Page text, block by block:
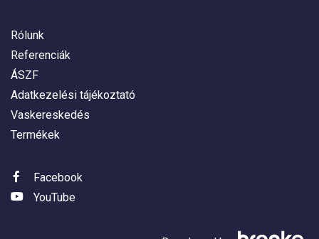
Rólunk
Referenciák
ÁSZF
Adatkezelési tájékoztató
Vaskereskedés
Termékek
Facebook
YouTube